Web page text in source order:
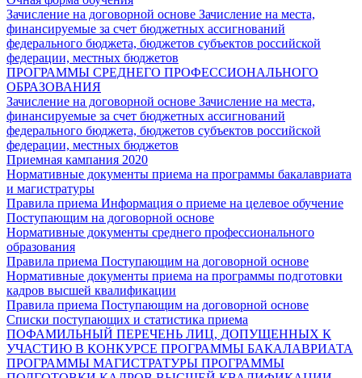
Зачисление на договорной основе Зачисление на места,
финансируемые за счет бюджетных ассигнований
федерального бюджета, бюджетов субъектов российской
федерации, местных бюджетов
ПРОГРАММЫ СРЕДНЕГО ПРОФЕССИОНАЛЬНОГО
ОБРАЗОВАНИЯ
Зачисление на договорной основе Зачисление на места,
финансируемые за счет бюджетных ассигнований
федерального бюджета, бюджетов субъектов российской
федерации, местных бюджетов
Приемная кампания 2020
Нормативные документы приема на программы бакалавриата
и магистратуры
Правила приема Информация о приеме на целевое обучение
Поступающим на договорной основе
Нормативные документы среднего профессионального
образования
Правила приема Поступающим на договорной основе
Нормативные документы приема на программы подготовки
кадров высшей квалификации
Правила приема Поступающим на договорной основе
Списки поступающих и статистика приема
ПОФАМИЛЬНЫЙ ПЕРЕЧЕНЬ ЛИЦ, ДОПУЩЕННЫХ К
УЧАСТИЮ В КОНКУРСЕ ПРОГРАММЫ БАКАЛАВРИАТА
ПРОГРАММЫ МАГИСТРАТУРЫ ПРОГРАММЫ